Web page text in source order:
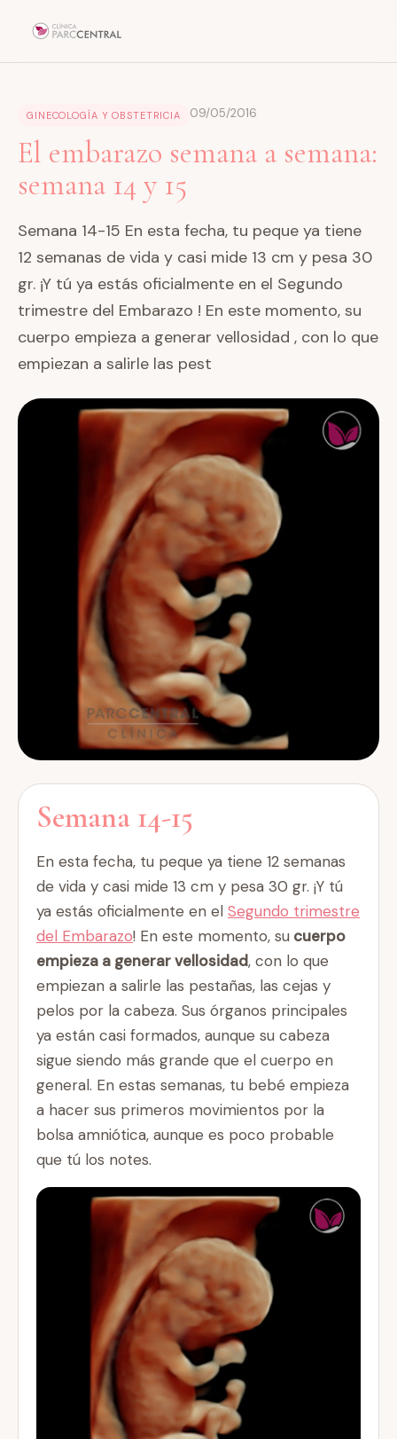
GINECOLOGÍA Y OBSTETRICIA 09/05/2016
El embarazo semana a semana:
semana 14 y 15
Semana 14-15 En esta fecha, tu peque ya tiene
12 semanas de vida y casi mide 13 cm y pesa 30
gr. ¡Y tú ya estás oficialmente en el Segundo
trimestre del Embarazo ! En este momento, su
cuerpo empieza a generar vellosidad , con lo que
empiezan a salirle las pest
Semana 14-15
En esta fecha, tu peque ya tiene 12 semanas
de vida y casi mide 13 cm y pesa 30 gr. ¡Y tú
ya estás oficialmente en el Segundo trimestre
del Embarazo! En este momento, su cuerpo
empieza a generar vellosidad, con lo que
empiezan a salirle las pestañas, las cejas y
pelos por la cabeza. Sus órganos principales
ya están casi formados, aunque su cabeza
sigue siendo más grande que el cuerpo en
general. En estas semanas, tu bebé empieza
a hacer sus primeros movimientos por la
bolsa amniótica, aunque es poco probable
que tú los notes.